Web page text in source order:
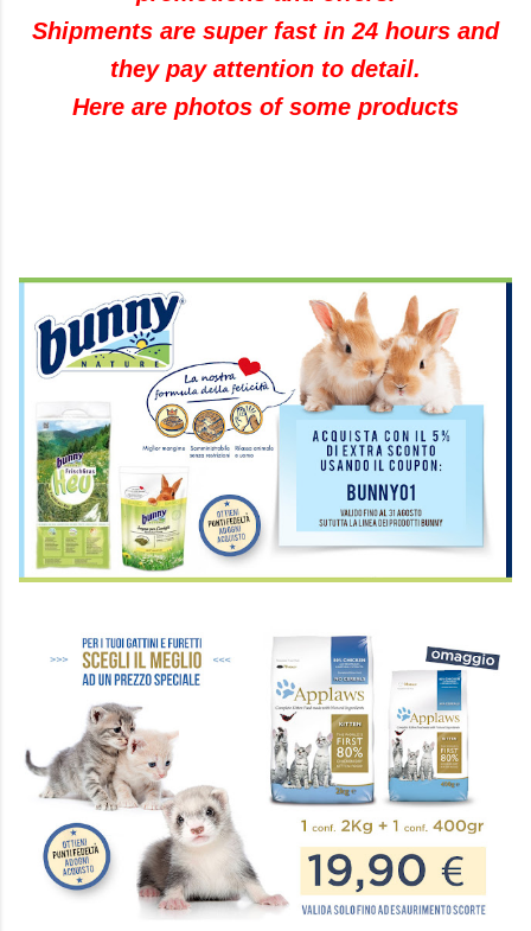
Shipments are super fast in 24 hours and
they pay attention to detail.
Here are photos of some products